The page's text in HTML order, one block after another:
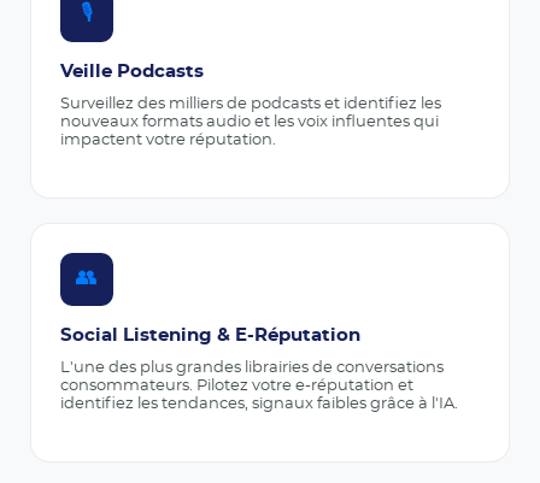
🎙️
Veille Podcasts
Surveillez des milliers de podcasts et identifiez les
nouveaux formats audio et les voix influentes qui
impactent votre réputation.
👥
Social Listening & E-Réputation
L'une des plus grandes librairies de conversations
consommateurs. Pilotez votre e-réputation et
identifiez les tendances, signaux faibles grâce à l'IA.